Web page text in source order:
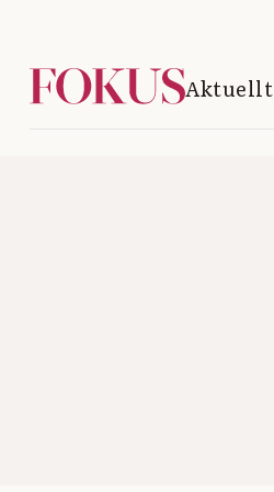
Aktuellt